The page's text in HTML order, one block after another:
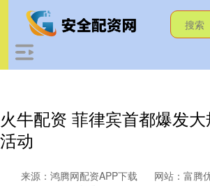
火牛配资 菲律宾首都爆发
活动
来源：鸿腾网配资APP下载 网站：富腾